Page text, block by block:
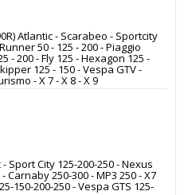
Atlantic - Scarabeo - Sportcity
50 - 125 - 200 - Piaggio
- 200 - Fly 125 - Hexagon 125 -
125 - 150 - Vespa GTV -
- X 7 - X 8 - X 9
City 125-200-250 - Nexus
Carnaby 250-300 - MP3 250 - X7
150-200-250 - Vespa GTS 125-